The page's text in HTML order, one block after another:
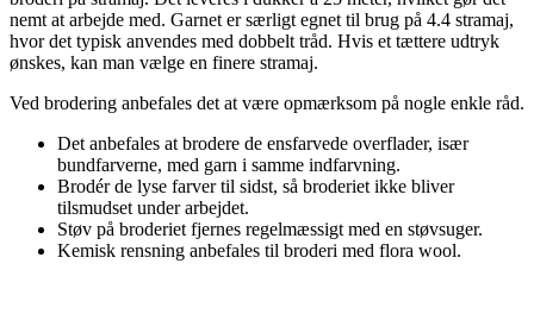
nemt at arbejde med. Garnet er særligt egnet til brug på 4.4 stramaj,
hvor det typisk anvendes med dobbelt tråd. Hvis et tættere udtryk
ønskes, kan man vælge en finere stramaj.
Ved brodering anbefales det at være opmærksom på nogle enkle råd.
Det anbefales at brodere de ensfarvede overflader, især
bundfarverne, med garn i samme indfarvning.
Brodér de lyse farver til sidst, så broderiet ikke bliver
tilsmudset under arbejdet.
Støv på broderiet fjernes regelmæssigt med en støvsuger.
Kemisk rensning anbefales til broderi med flora wool.